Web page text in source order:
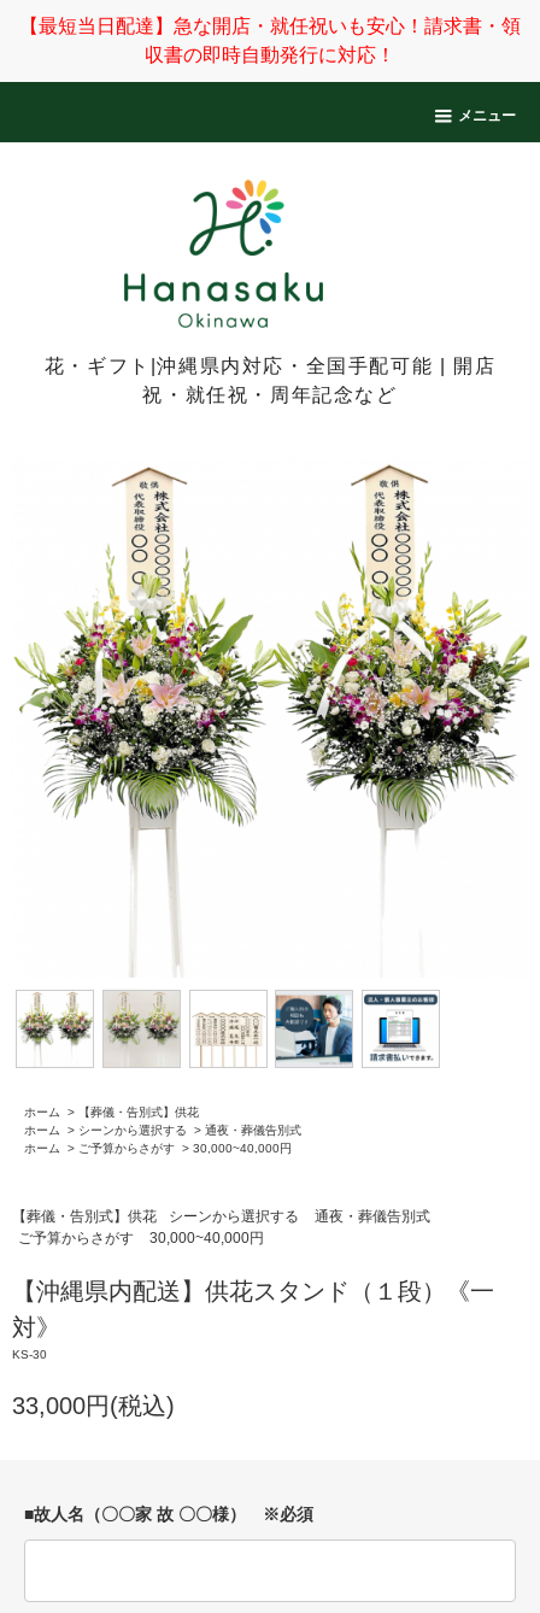
【最短当日配達】急な開店・就任祝いも安心！請求書・領
収書の即時自動発行に対応！
メニュー
花・ギフト|沖縄県内対応・全国手配可能 | 開店
祝・就任祝・周年記念など
ホーム >
【葬儀・告別式】供花
ホーム
> シーンから選択する > 通夜・葬儀告別式
ホーム
> ご予算からさがす > 30,000~40,000円
【葬儀・告別式】供花 シーンから選択する
通夜・葬儀告別式
ご予算からさがす
30,000~40,000円
【沖縄県内配送】供花スタンド（１段）《一
対》
KS-30
33,000円(税込)
■故人名（〇〇家 故 〇〇様） ※必須